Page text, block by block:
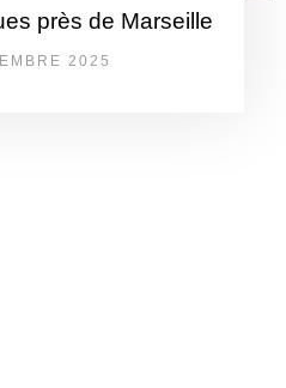
près de Marseille
2025